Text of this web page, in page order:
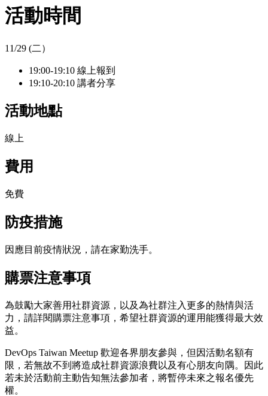
活動時間
11/29 (二）
19:00-19:10 線上報到
19:10-20:10 講者分享
活動地點
線上
費用
免費
防疫措施
因應目前疫情狀況，請在家勤洗手。
購票注意事項
為鼓勵大家善用社群資源，以及為社群注入更多的熱情與活
力，請詳閱購票注意事項，希望社群資源的運用能獲得最大效
益。
DevOps Taiwan Meetup 歡迎各界朋友參與，但因活動名額有
限，若無故不到將造成社群資源浪費以及有心朋友向隅。因此
若未於活動前主動告知無法參加者，將暫停未來之報名優先
權。